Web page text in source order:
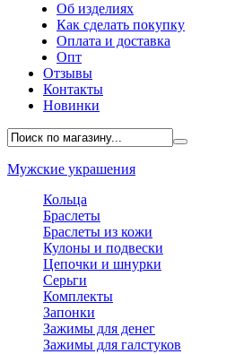
Об изделиях
Как сделать покупку
Оплата и доставка
Опт
Отзывы
Контакты
Новинки
Мужские украшения
Кольца
Браслеты
Браслеты из кожи
Кулоны и подвески
Цепочки и шнурки
Серьги
Комплекты
Запонки
Зажимы для денег
Зажимы для галстуков